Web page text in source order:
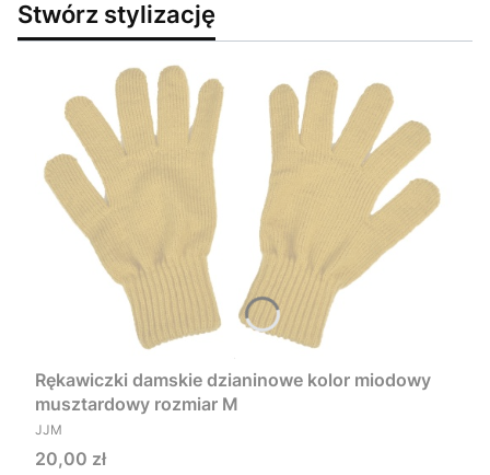
Stwórz stylizację
Rękawiczki damskie dzianinowe kolor miodowy
musztardowy rozmiar M
PRODUCENT
JJM
Cena
20,00 zł